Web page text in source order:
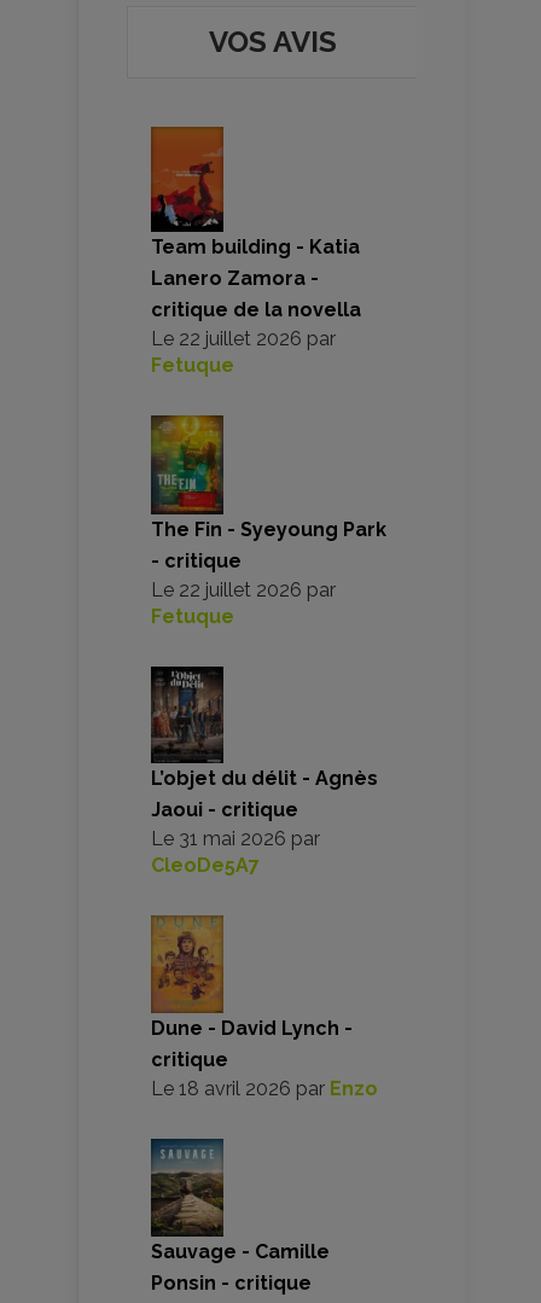
VOS AVIS
Team building - Katia
Lanero Zamora -
critique de la novella
Le 22 juillet 2026 par
Fetuque
The Fin - Syeyoung Park
- critique
Le 22 juillet 2026 par
Fetuque
L’objet du délit - Agnès
Jaoui - critique
Le 31 mai 2026 par
CleoDe5A7
Dune - David Lynch -
critique
Le 18 avril 2026 par Enzo
Sauvage - Camille
Ponsin - critique